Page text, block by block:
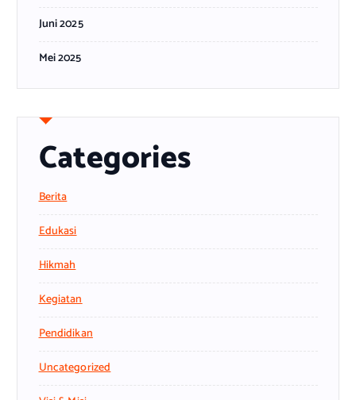
Juni 2025
Mei 2025
Categories
Berita
Edukasi
Hikmah
Kegiatan
Pendidikan
Uncategorized